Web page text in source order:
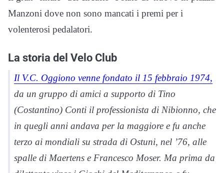
Manzoni dove non sono mancati i premi per i
volenterosi pedalatori.
La storia del Velo Club
Il V.C. Oggiono venne fondato il 15 febbraio 1974,
da un gruppo di amici a supporto di Tino
(Costantino) Conti il professionista di Nibionno, che
in quegli anni andava per la maggiore e fu anche
terzo ai mondiali su strada di Ostuni, nel ’76, alle
spalle di Maertens e Francesco Moser. Ma prima da